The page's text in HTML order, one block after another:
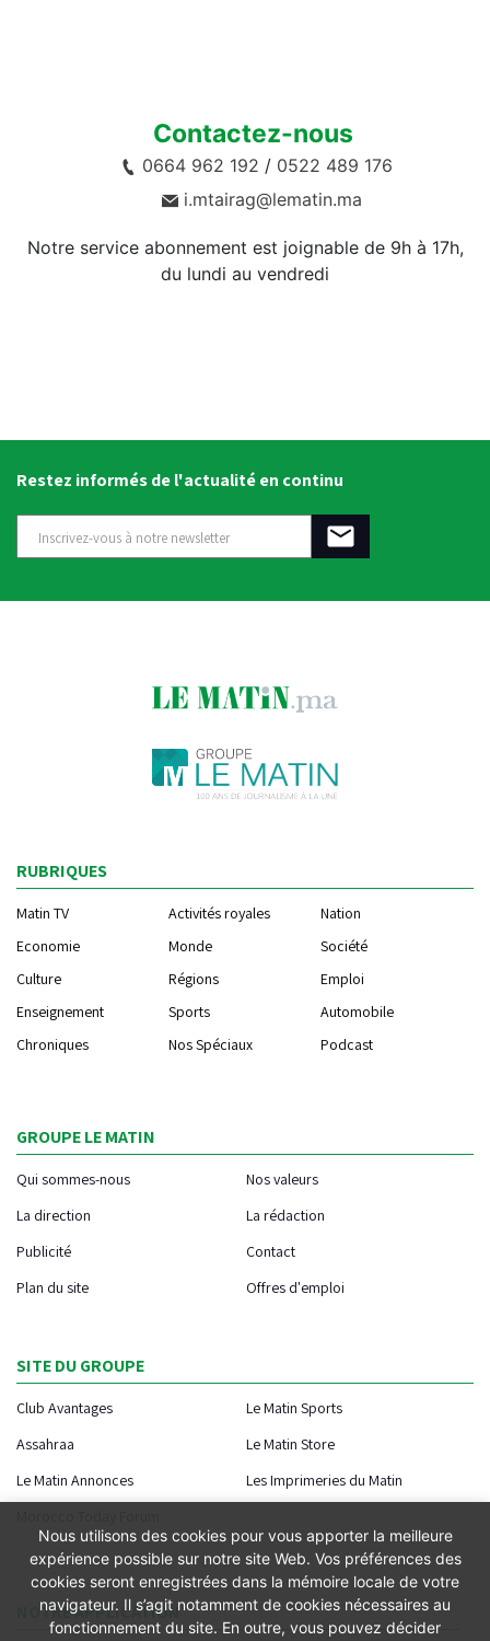
Contactez-nous
0664 962 192 / 0522 489 176
i.mtairag@lematin.ma
Notre service abonnement est joignable de 9h à 17h,
du lundi au vendredi
Restez informés de l'actualité en continu
RUBRIQUES
Matin TV Activités royales
Nation
Economie
Monde
Société
Culture
Régions
Emploi
Enseignement
Sports
Automobile
Chroniques
Nos Spéciaux Podcast
GROUPE LE MATIN
Qui sommes-nous
Nos valeurs
La direction
La rédaction
Publicité
Contact
Plan du site
Offres d'emploi
SITE DU GROUPE
Club Avantages
Le Matin Sports
Assahraa
Le Matin Store
Le Matin Annonces
Les Imprimeries du Matin
NOTRE APPLICATION
Nous utilisons des cookies pour vous apporter la meilleure
expérience possible sur notre site Web. Vos préférences des
cookies seront enregistrées dans la mémoire locale de votre
navigateur. Il s’agit notamment de cookies nécessaires au
fonctionnement du site. En outre, vous pouvez décider